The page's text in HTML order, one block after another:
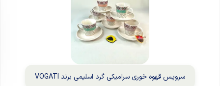
سرویس قهوه خوری سرامیکی گرد اسلیمی برند VOGATI